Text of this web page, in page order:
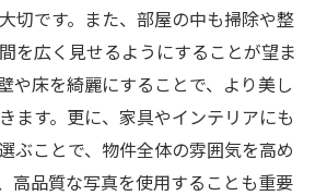
切です。また、部屋の中も掃除や整
を広く見せるようにすることが望ま
や床を綺麗にすることで、より美し
ます。更に、家具やインテリアにも
ぶことで、物件全体の雰囲気を高め
高品質な写真を使用することも重要